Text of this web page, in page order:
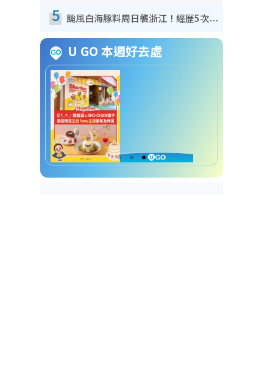
5 颱風白海豚料周日襲浙江！經歷5次「眼牆置換」極罕見 成登陸內地最長途颱風
U GO 本週好去處